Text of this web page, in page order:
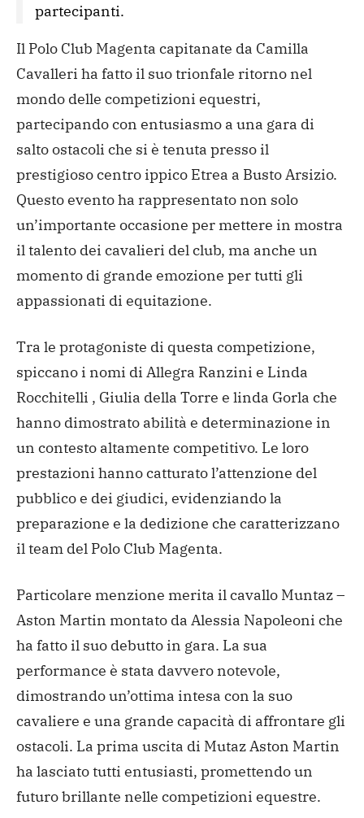
partecipanti.
Il Polo Club Magenta capitanate da Camilla
Cavalleri ha fatto il suo trionfale ritorno nel
mondo delle competizioni equestri,
partecipando con entusiasmo a una gara di
salto ostacoli che si è tenuta presso il
prestigioso centro ippico Etrea a Busto Arsizio.
Questo evento ha rappresentato non solo
un’importante occasione per mettere in mostra
il talento dei cavalieri del club, ma anche un
momento di grande emozione per tutti gli
appassionati di equitazione.
Tra le protagoniste di questa competizione,
spiccano i nomi di Allegra Ranzini e Linda
Rocchitelli , Giulia della Torre e linda Gorla che
hanno dimostrato abilità e determinazione in
un contesto altamente competitivo. Le loro
prestazioni hanno catturato l’attenzione del
pubblico e dei giudici, evidenziando la
preparazione e la dedizione che caratterizzano
il team del Polo Club Magenta.
Particolare menzione merita il cavallo Muntaz –
Aston Martin montato da Alessia Napoleoni che
ha fatto il suo debutto in gara. La sua
performance è stata davvero notevole,
dimostrando un’ottima intesa con la suo
cavaliere e una grande capacità di affrontare gli
ostacoli. La prima uscita di Mutaz Aston Martin
ha lasciato tutti entusiasti, promettendo un
futuro brillante nelle competizioni equestre.